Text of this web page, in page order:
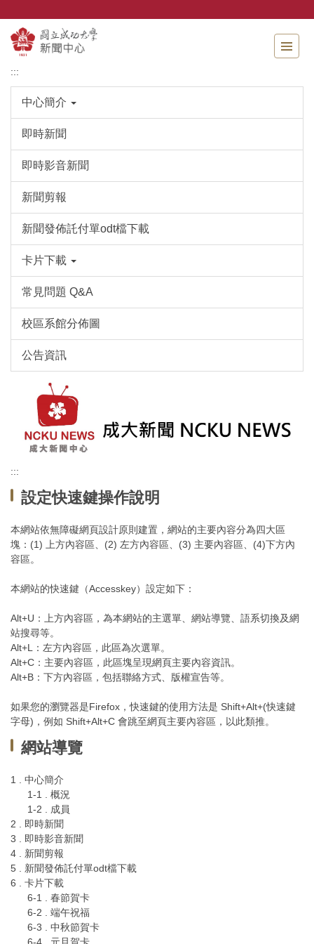
主
要
內
:::
中心簡介
即時新聞
即時影音新聞
新聞剪報
新聞發佈託付單odt檔下載
卡片下載
常見問題 Q&A
校區系館分佈圖
公告資訊
:::
設定快速鍵操作說明
本網站依無障礙網頁設計原則建置，網站的主要內容分為四大區
塊：(1) 上方內容區、(2) 左方內容區、(3) 主要內容區、(4)下方內
容區。
本網站的快速鍵（Accesskey）設定如下：
Alt+U：上方內容區，為本網站的主選單、網站導覽、語系切換及網
站搜尋等。
Alt+L：左方內容區，此區為次選單。
Alt+C：主要內容區，此區塊呈現網頁主要內容資訊。
Alt+B：下方內容區，包括聯絡方式、版權宣告等。
如果您的瀏覽器是Firefox，快速鍵的使用方法是 Shift+Alt+(快速鍵
字母)，例如 Shift+Alt+C 會跳至網頁主要內容區，以此類推。
網站導覽
1 . 中心簡介
1-1 . 概況
1-2 . 成員
2 . 即時新聞
3 . 即時影音新聞
4 . 新聞剪報
5 . 新聞發佈託付單odt檔下載
6 . 卡片下載
6-1 . 春節賀卡
6-2 . 端午祝福
6-3 . 中秋節賀卡